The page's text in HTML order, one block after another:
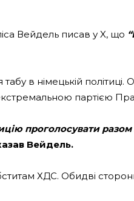
Вейдель писав у X, що
в німецькій політиці.
партією
проголосувати разом
Вейдель.
ХДС. Обидві